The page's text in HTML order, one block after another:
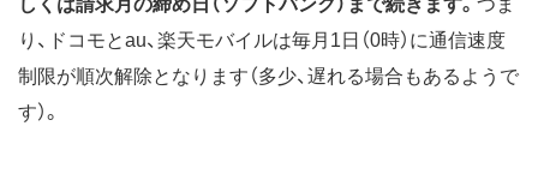
しくは請求月の締め日（ソフトバンク）まで続きます。 つま
り、ドコモとau、楽天モバイルは毎月1日（0時）に通信速度
制限が順次解除となります（多少、遅れる場合もあるようで
す）。